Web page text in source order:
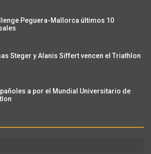
Peguera-Mallorca últimos 10
Steger y Alanis Siffert vencen el Triathlon
a por el Mundial Universitario de